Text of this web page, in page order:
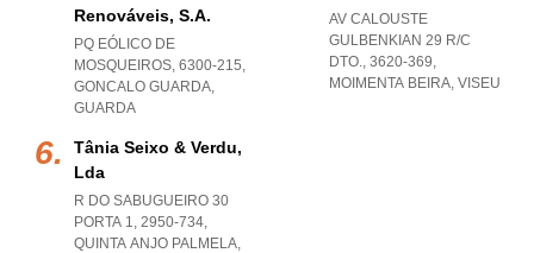
Renováveis, S.a.
PQ EÓLICO DE
MOSQUEIROS, 6300-215,
GONCALO GUARDA,
GUARDA
Tânia Seixo & Verdu,
Lda
R DO SABUGUEIRO 30
PORTA 1, 2950-734,
QUINTA ANJO PALMELA,
AV CALOUSTE
GULBENKIAN 29 R/C
DTO., 3620-369,
MOIMENTA BEIRA, VISEU